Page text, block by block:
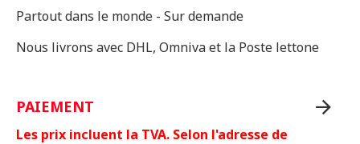
Partout dans le monde - Sur demande
Nous livrons avec DHL, Omniva et la Poste lettone
PAIEMENT
Les prix incluent la TVA. Selon l'adresse de